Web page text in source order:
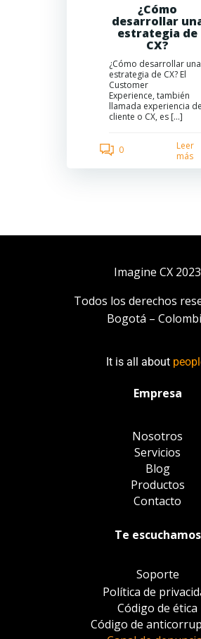
¿Cómo
desarrollar
estrategia de
CX?
¿Cómo desarrollar una
estrategia de CX? El
Customer
Experience, también
llamada experiencia
cliente o CX, es […]
0
Leer
más
Imagine CX 2023
Todos los derechos
Bogotá –
It is all about
Empresa
Nosotros
Servicios
Blog
Productos
Contacto
Te escuchamos
Soporte
Política de
Código de ética
Código de